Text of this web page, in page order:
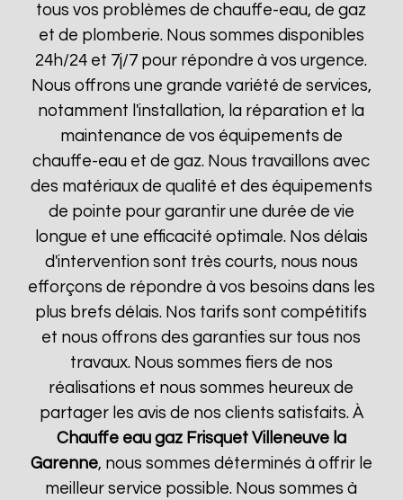
tous vos problèmes de chauffe-eau, de gaz
et de plomberie. Nous sommes disponibles
24h/24 et 7j/7 pour répondre à vos urgence.
Nous offrons une grande variété de services,
notamment l'installation, la réparation et la
maintenance de vos équipements de
chauffe-eau et de gaz. Nous travaillons avec
des matériaux de qualité et des équipements
de pointe pour garantir une durée de vie
longue et une efficacité optimale. Nos délais
d'intervention sont très courts, nous nous
efforçons de répondre à vos besoins dans les
plus brefs délais. Nos tarifs sont compétitifs
et nous offrons des garanties sur tous nos
travaux. Nous sommes fiers de nos
réalisations et nous sommes heureux de
partager les avis de nos clients satisfaits. À
Chauffe eau gaz Frisquet Villeneuve la
Garenne, nous sommes déterminés à offrir le
meilleur service possible. Nous sommes à